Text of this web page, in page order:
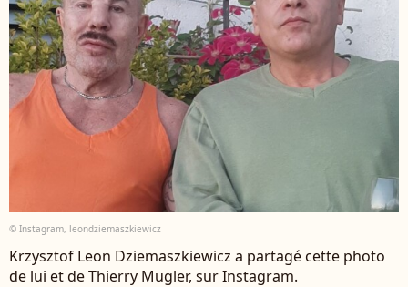
© Instagram, leondziemaszkiewicz
Krzysztof Leon Dziemaszkiewicz a partagé cette photo
de lui et de Thierry Mugler, sur Instagram.